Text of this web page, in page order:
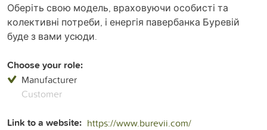
Оберіть свою модель, враховуючи особисті та
колективні потреби, і енергія павербанка Буревій
буде з вами усюди.
Choose your role:
Manufacturer
Customer
Link to a website: https://www.burevii.com/